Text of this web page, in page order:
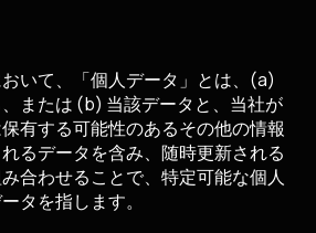
いて、「個人データ」とは、(a)
または (b) 当該データと、当社が
有する可能性のあるその他の情報
れるデータを含み、随時更新される
合わせることで、特定可能な個人
タを指します。